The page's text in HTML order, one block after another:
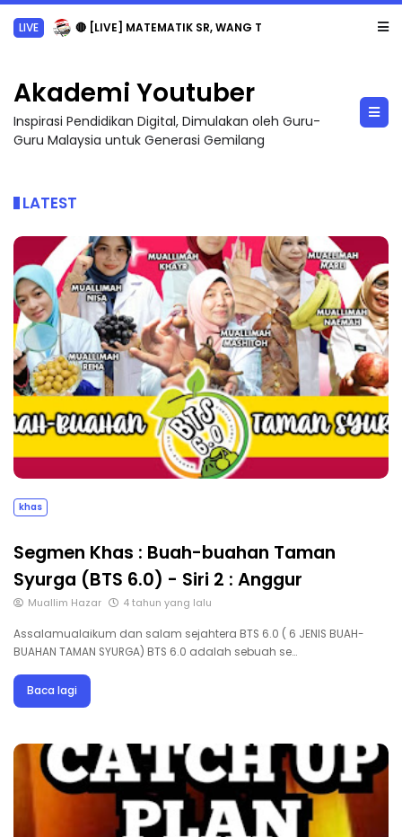
Akademi Youtuber
Inspirasi Pendidikan Digital, Dimulakan oleh Guru-
Guru Malaysia untuk Generasi Gemilang
LATEST
khas
Segmen Khas : Buah-buahan Taman
Syurga (BTS 6.0) - Siri 2 : Anggur
Muallim Hazar 4 tahun yang lalu
Assalamualaikum dan salam sejahtera BTS 6.0 ( 6 JENIS BUAH-
BUAHAN TAMAN SYURGA) BTS 6.0 adalah sebuah se…
Baca lagi